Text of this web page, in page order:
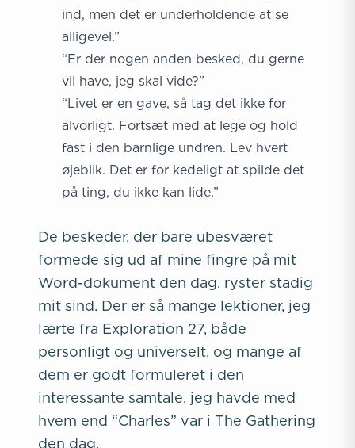
ind, men det er underholdende at se
alligevel.”
“Er der nogen anden besked, du gerne
vil have, jeg skal vide?”
“Livet er en gave, så tag det ikke for
alvorligt. Fortsæt med at lege og hold
fast i den barnlige undren. Lev hvert
øjeblik. Det er for kedeligt at spilde det
på ting, du ikke kan lide.”
De beskeder, der bare ubesværet
formede sig ud af mine fingre på mit
Word-dokument den dag, ryster stadig
mit sind. Der er så mange lektioner, jeg
lærte fra Exploration 27, både
personligt og universelt, og mange af
dem er godt formuleret i den
interessante samtale, jeg havde med
hvem end “Charles” var i The Gathering
den dag.